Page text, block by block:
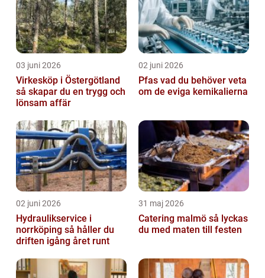
03 juni 2026
Virkesköp i Östergötland
så skapar du en trygg och
lönsam affär
02 juni 2026
Pfas vad du behöver veta
om de eviga kemikalierna
02 juni 2026
Hydraulikservice i
norrköping så håller du
driften igång året runt
31 maj 2026
Catering malmö så lyckas
du med maten till festen